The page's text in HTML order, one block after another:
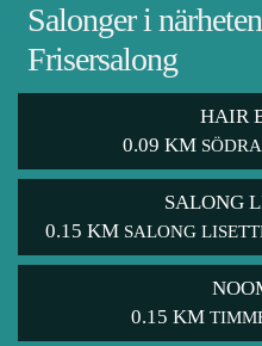
Salonger i
Frisersalong
HAIR
0.09 KM
SALONG
0.15 KM SALONG
0.15 KM